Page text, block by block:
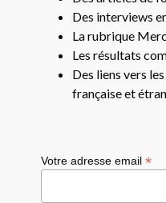
Des interviews
La rubrique
Les résultats
Des liens vers
française et
Votre adresse email*